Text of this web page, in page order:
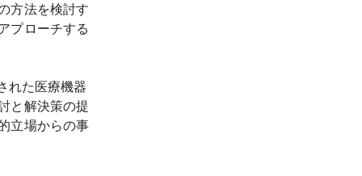
方法を検討す
プローチする
れた医療機器
と解決策の提
立場からの事